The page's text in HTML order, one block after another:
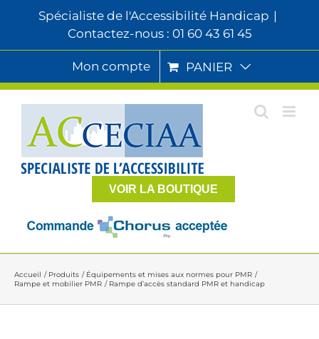
Spécialiste de l'Accessibilité Handicap |
Contactez-nous : 01 60 43 61 45
Mon compte PANIER
VOIR LA BOUTIQUE
Accueil Produits
Équipements et mises aux normes pour PMR
Rampe et mobilier PMR
Rampe d’accès standard PMR et handicap